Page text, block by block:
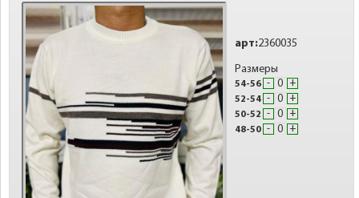
арт:2360035
Размеры
54-56 - +
52-54 - +
50-52 - +
48-50 - +